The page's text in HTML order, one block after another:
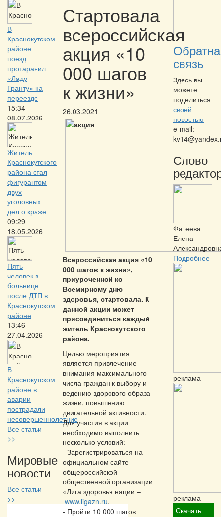
В
Краснокутском
районе
поезд
протаранил
«Ладу
Гранту» на
переезде
15:34
08.07.2026
Житель
Краснокутского
района стал
фигурантом
двух
уголовных
дел о краже
09:29
18.05.2026
Пять
человек в
больнице
после ДТП в
Краснокутском
районе
13:46
27.04.2026
В
Краснокутском
районе в
аварии
пострадали
несовершеннолетние
Все статьи
>>
Мировые
новости
Все статьи
>>
Стартовала
всероссийская
акция «10
000 шагов
к жизни»
26.03.2021
Всероссийская акция «10
000 шагов к жизни»,
приуроченной ко
Всемирному дню
здоровья, стартовала. К
данной акции может
присоединиться каждый
житель Краснокутского
района.
Целью мероприятия
является привлечение
внимания максимального
числа граждан к выбору и
ведению здорового образа
жизни, повышению
двигательной активности.
Для участия в акции
необходимо выполнить
несколько условий:
- Зарегистрироваться на
официальном сайте
общероссийской
общественной организации
«Лига здоровья нации –
www.ligazn.ru.
- Пройти 10 000 шагов
связь
Здесь вы
можете
поделиться
своей
новостью
e-mail:
Слово
Фатеева
Елена
Подробнее
реклама
реклама
Скачать